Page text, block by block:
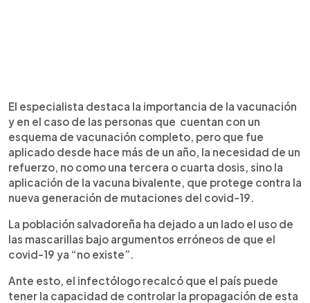
El especialista destaca la importancia de la vacunación
y en el caso de las personas que cuentan con un
esquema de vacunación completo, pero que fue
aplicado desde hace más de un año, la necesidad de un
refuerzo, no como una tercera o cuarta dosis, sino la
aplicación de la vacuna bivalente, que protege contra la
nueva generación de mutaciones del covid-19.
La población salvadoreña ha dejado a un lado el uso de
las mascarillas bajo argumentos erróneos de que el
covid-19 ya “no existe”.
Ante esto, el infectólogo recalcó que el país puede
tener la capacidad de controlar la propagación de esta